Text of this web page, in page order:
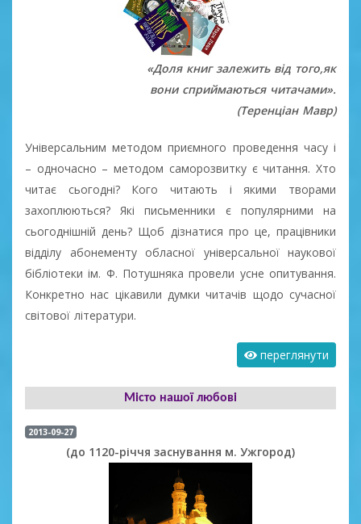
«Доля книг залежить від того,як
вони сприймаються читачами».
(Теренціан Мавр)
Універсальним методом приємного проведення часу і
– одночасно – методом саморозвитку є читання. Хто
читає сьогодні? Кого читають і якими творами
захоплюються? Які письменники є популярними на
сьогоднішній день? Щоб дізнатися про це, працівники
відділу абонементу обласної універсальної наукової
бібліотеки ім. Ф. Потушняка провели усне опитування.
Конкретно нас цікавили думки читачів щодо сучасної
світової літератури.
переглянути
Місто нашої любові
2013-09-27
(до 1120-річчя заснування м. Ужгород)